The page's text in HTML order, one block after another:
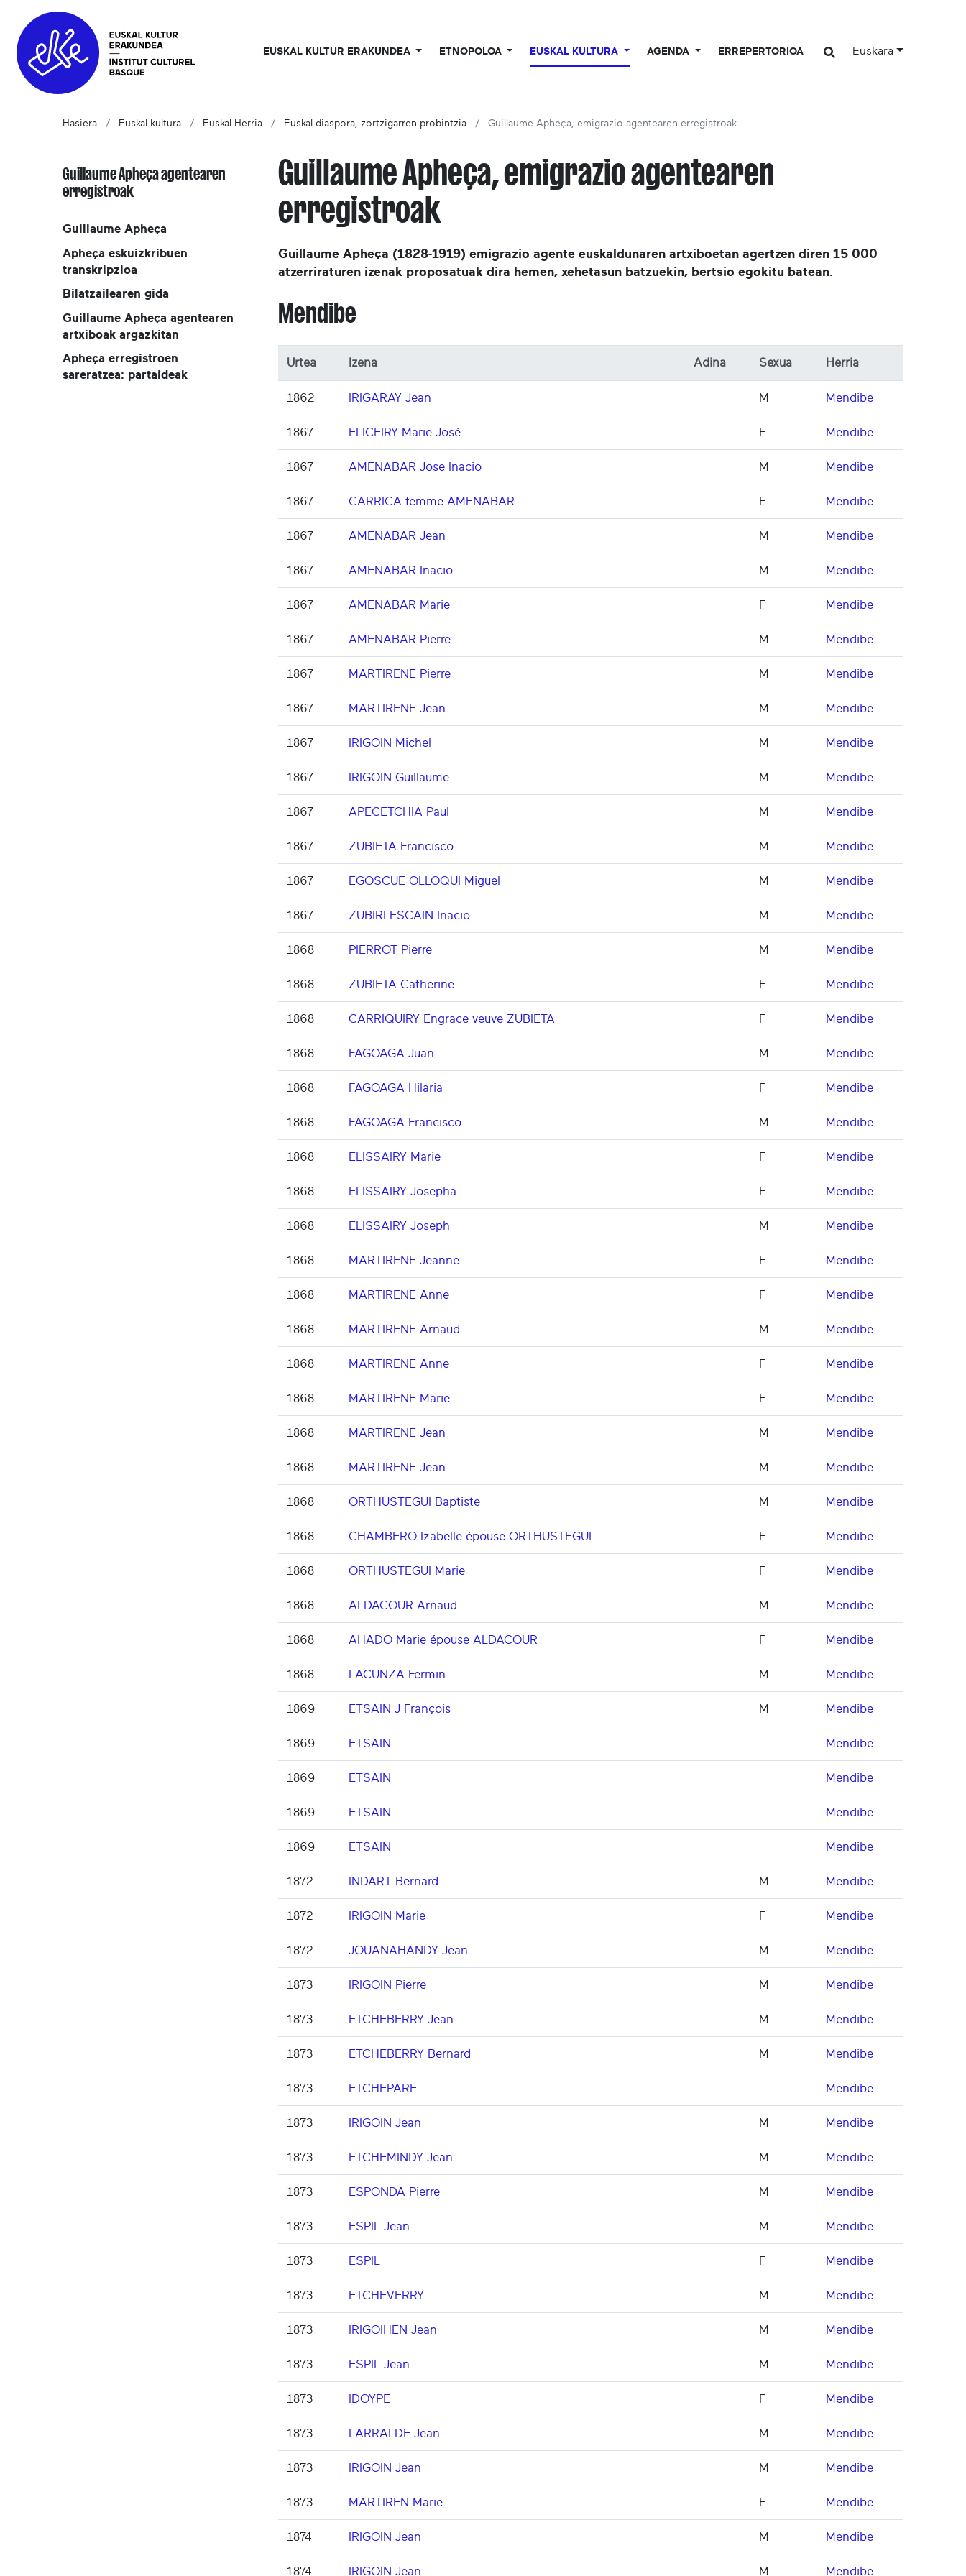
EUSKAL KULTUR ERAKUNDEA ETNOPOLOA EUSKAL KULTURA AGENDA ERREPERTORIOA Euskara
Hasiera Euskal kultura Euskal Herria Euskal diaspora, zortzigarren probintzia Guillaume Apheça, emigrazio agentearen erregistroak
Guillaume Apheça, emigrazio agentearen
erregistroak
Guillaume Apheça (1828-1919) emigrazio agente euskaldunaren artxiboetan agertzen diren 15 000
atzerriraturen izenak proposatuak dira hemen, xehetasun batzuekin, bertsio egokitu batean.
Mendibe
Urtea Izena Adina Sexua Herria
1862 IRIGARAY Jean M Mendibe
1867 ELICEIRY Marie José F Mendibe
1867 AMENABAR Jose Inacio M Mendibe
1867 CARRICA femme AMENABAR F Mendibe
1867 AMENABAR Jean M Mendibe
1867 AMENABAR Inacio M Mendibe
1867 AMENABAR Marie F Mendibe
1867 AMENABAR Pierre M Mendibe
1867 MARTIRENE Pierre M Mendibe
1867 MARTIRENE Jean M Mendibe
1867 IRIGOIN Michel M Mendibe
1867 IRIGOIN Guillaume M Mendibe
1867 APECETCHIA Paul M Mendibe
1867 ZUBIETA Francisco M Mendibe
1867 EGOSCUE OLLOQUI Miguel M Mendibe
1867 ZUBIRI ESCAIN Inacio M Mendibe
1868 PIERROT Pierre M Mendibe
1868 ZUBIETA Catherine F Mendibe
1868 CARRIQUIRY Engrace veuve ZUBIETA F Mendibe
1868 FAGOAGA Juan M Mendibe
1868 FAGOAGA Hilaria F Mendibe
1868 FAGOAGA Francisco M Mendibe
1868 ELISSAIRY Marie F Mendibe
1868 ELISSAIRY Josepha F Mendibe
1868 ELISSAIRY Joseph M Mendibe
1868 MARTIRENE Jeanne F Mendibe
1868 MARTIRENE Anne F Mendibe
1868 MARTIRENE Arnaud M Mendibe
1868 MARTIRENE Anne F Mendibe
1868 MARTIRENE Marie F Mendibe
1868 MARTIRENE Jean M Mendibe
1868 MARTIRENE Jean M Mendibe
1868 ORTHUSTEGUI Baptiste M Mendibe
1868 CHAMBERO Izabelle épouse ORTHUSTEGUI F Mendibe
1868 ORTHUSTEGUI Marie F Mendibe
1868 ALDACOUR Arnaud M Mendibe
1868 AHADO Marie épouse ALDACOUR F Mendibe
1868 LACUNZA Fermin M Mendibe
1869 ETSAIN J François M Mendibe
1869 ETSAIN Mendibe
1869 ETSAIN Mendibe
1869 ETSAIN Mendibe
1869 ETSAIN Mendibe
1872 INDART Bernard M Mendibe
1872 IRIGOIN Marie F Mendibe
1872 JOUANAHANDY Jean M Mendibe
1873 IRIGOIN Pierre M Mendibe
1873 ETCHEBERRY Jean M Mendibe
1873 ETCHEBERRY Bernard M Mendibe
1873 ETCHEPARE Mendibe
1873 IRIGOIN Jean M Mendibe
1873 ETCHEMINDY Jean M Mendibe
1873 ESPONDA Pierre M Mendibe
1873 ESPIL Jean M Mendibe
1873 ESPIL F Mendibe
1873 ETCHEVERRY M Mendibe
1873 IRIGOIHEN Jean M Mendibe
1873 ESPIL Jean M Mendibe
1873 IDOYPE F Mendibe
1873 LARRALDE Jean M Mendibe
1873 IRIGOIN Jean M Mendibe
1873 MARTIREN Marie F Mendibe
1874 IRIGOIN Jean M Mendibe
1874 IRIGOIN Jean M Mendibe
Guillaume Apheça agentearen
erregistroak
Guillaume Apheça
Apheça eskuizkribuen
transkripzioa
Bilatzailearen gida
Guillaume Apheça agentearen
artxiboak argazkitan
Apheça erregistroen
sareratzea: partaideak